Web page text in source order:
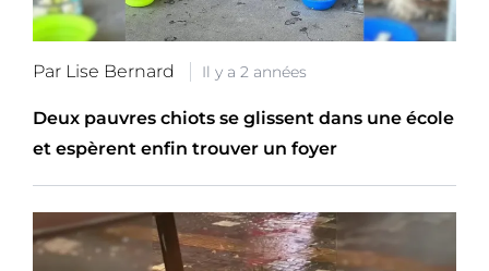
Par Lise Bernard Il y a 2 années
Deux pauvres chiots se glissent dans une école
et espèrent enfin trouver un foyer